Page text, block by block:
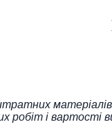
робіт і